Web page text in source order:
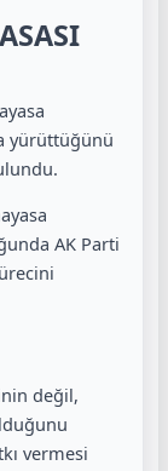
yürüttüğünü
AK Parti
değil,
vermesi